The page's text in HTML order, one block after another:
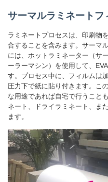
サーマルラミネートフ
ラミネートプロセスは、印刷物
合することを含みます。サーマ
には、ホットラミネーター（サ
ーラーマシン）を使用して、
す。プロセス中に、フィルムは
圧力下で紙に貼り付きます。こ
な用途であれば自宅で行うこと
ネート、ドライラミネート、ま
ます。